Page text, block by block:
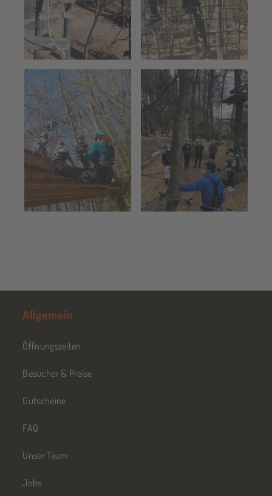
Allgemein
Öffnungszeiten
Besucher & Preise
Gutscheine
FAQ
Unser Team
Jobs